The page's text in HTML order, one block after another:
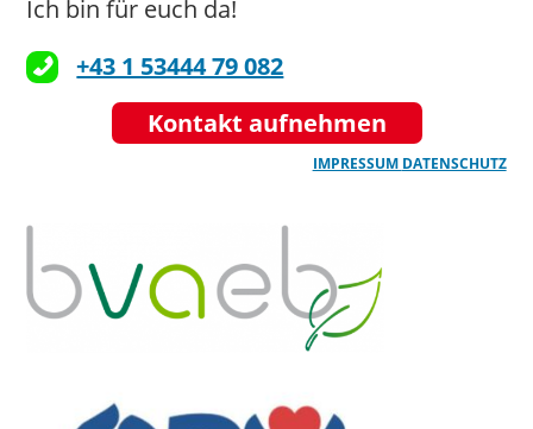
Ich bin für euch da!
+43 1 53444 79 082
Kontakt aufnehmen
IMPRESSUM DATENSCHUTZ